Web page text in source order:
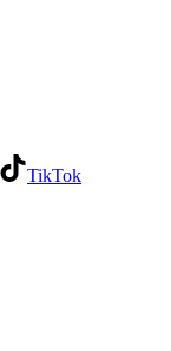
TikTok